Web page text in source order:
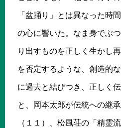
「盆踊り」とは異なった時
の心に響いた。なま身でぶ
り出すものを正しく生かし
を否定するような、創造的
に過去と結びつき、正しく
と、岡本太郎が伝統への継
（１１）、松風荘の「精霊